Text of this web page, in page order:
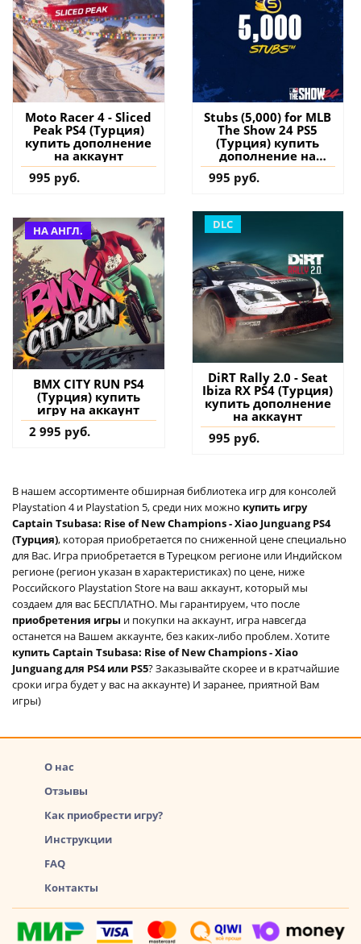
Moto Racer 4 - Sliced
Peak PS4 (Турция)
купить дополнение
на аккаунт
995 руб.
Stubs (5,000) for MLB
The Show 24 PS5
(Турция) купить
дополнение на
аккаунт
995 руб.
НА АНГЛ.
BMX CITY RUN PS4
(Турция) купить
игру на аккаунт
2 995 руб.
DLC
DiRT Rally 2.0 - Seat
Ibiza RX PS4 (Турция)
купить дополнение
на аккаунт
995 руб.
В нашем ассортименте обширная библиотека игр для консолей
Playstation 4 и Playstation 5, среди них можно купить игру
Captain Tsubasa: Rise of New Champions - Xiao Junguang PS4
(Турция), которая приобретается по сниженной цене специально
для Вас. Игра приобретается в Турецком регионе или Индийском
регионе (регион указан в характеристиках) по цене, ниже
Российского Playstation Store на ваш аккаунт, который мы
создаем для вас БЕСПЛАТНО. Мы гарантируем, что после
приобретения игры и покупки на аккаунт, игра навсегда
останется на Вашем аккаунте, без каких-либо проблем. Хотите
купить Captain Tsubasa: Rise of New Champions - Xiao
Junguang для PS4 или PS5? Заказывайте скорее и в кратчайшие
сроки игра будет у вас на аккаунте) И заранее, приятной Вам
игры)
О нас
Отзывы
Как приобрести игру?
Инструкции
FAQ
Контакты